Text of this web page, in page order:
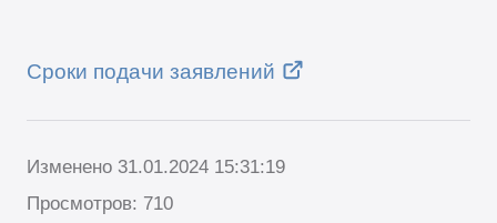
Сроки подачи заявлений
Изменено 31.01.2024 15:31:19
Просмотров: 710